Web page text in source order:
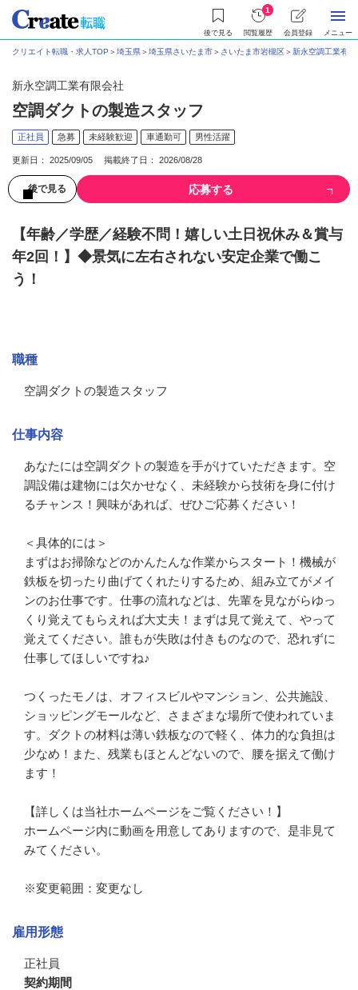
後で見る
1
閲覧履歴 会員登録 メニュー
クリエイト転職・求人TOP ＞埼玉県＞埼玉県さいたま市＞ さいたま市岩槻区＞新永空調工業有限
新永空調工業有限会社
空調ダクトの製造スタッフ
正社員 急募 未経験歓迎 車通勤可 男性活躍
更新日： 2025/09/05 掲載終了日： 2026/08/28
後で見る 応募する
【年齢／学歴／経験不問！嬉しい土日祝休み＆賞与
年2回！】◆景気に左右されない安定企業で働こ
う！
職種
空調ダクトの製造スタッフ
仕事内容
あなたには空調ダクトの製造を手がけていただきます。空
調設備は建物には欠かせなく、未経験から技術を身に付け
るチャンス！興味があれば、ぜひご応募ください！
＜具体的には＞
まずはお掃除などのかんたんな作業からスタート！機械が
鉄板を切ったり曲げてくれたりするため、組み立てがメイ
ンのお仕事です。仕事の流れなどは、先輩を見ながらゆっ
くり覚えてもらえれば大丈夫！まずは見て覚えて、やって
覚えてください。誰もが失敗は付きものなので、恐れずに
仕事してほしいですね♪
つくったモノは、オフィスビルやマンション、公共施設、
ショッピングモールなど、さまざまな場所で使われていま
す。ダクトの材料は薄い鉄板なので軽く、体力的な負担は
少なめ！また、残業もほとんどないので、腰を据えて働け
ます！
【詳しくは当社ホームページをご覧ください！】
ホームページ内に動画を用意してありますので、是非見て
みてください。
※変更範囲：変更なし
雇用形態
正社員
契約期間